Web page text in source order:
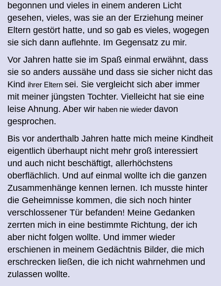
begonnen und vieles in einem anderen Licht
gesehen, vieles, was sie an der Erziehung meiner
Eltern gestört hatte, und so gab es vieles, wogegen
sie sich dann auflehnte. Im Gegensatz zu mir.
Vor Jahren hatte sie im Spaß einmal erwähnt, dass
sie so anders aussähe und dass sie sicher nicht das
Kind ihrer Eltern sei. Sie vergleicht sich aber immer
mit meiner jüngsten Tochter. Vielleicht hat sie eine
leise Ahnung. Aber wir haben nie wieder davon
gesprochen.
Bis vor anderthalb Jahren hatte mich meine Kindheit
eigentlich überhaupt nicht mehr groß interessiert
und auch nicht beschäftigt, allerhöchstens
oberflächlich. Und auf einmal wollte ich die ganzen
Zusammenhänge kennen lernen. Ich musste hinter
die Geheimnisse kommen, die sich noch hinter
verschlossener Tür befanden! Meine Gedanken
zerrten mich in eine bestimmte Richtung, der ich
aber nicht folgen wollte. Und immer wieder
erschienen in meinem Gedächtnis Bilder, die mich
erschrecken ließen, die ich nicht wahrnehmen und
zulassen wollte.